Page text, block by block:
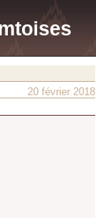
20 février 2018